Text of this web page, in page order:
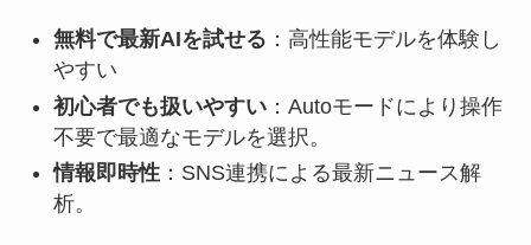
無料で最新AIを試せる ：高性能モデルを体験し
やすい
初心者でも扱いやすい：Autoモードにより操作
不要で最適なモデルを選択。
情報即時性：SNS連携による最新ニュース解
析。